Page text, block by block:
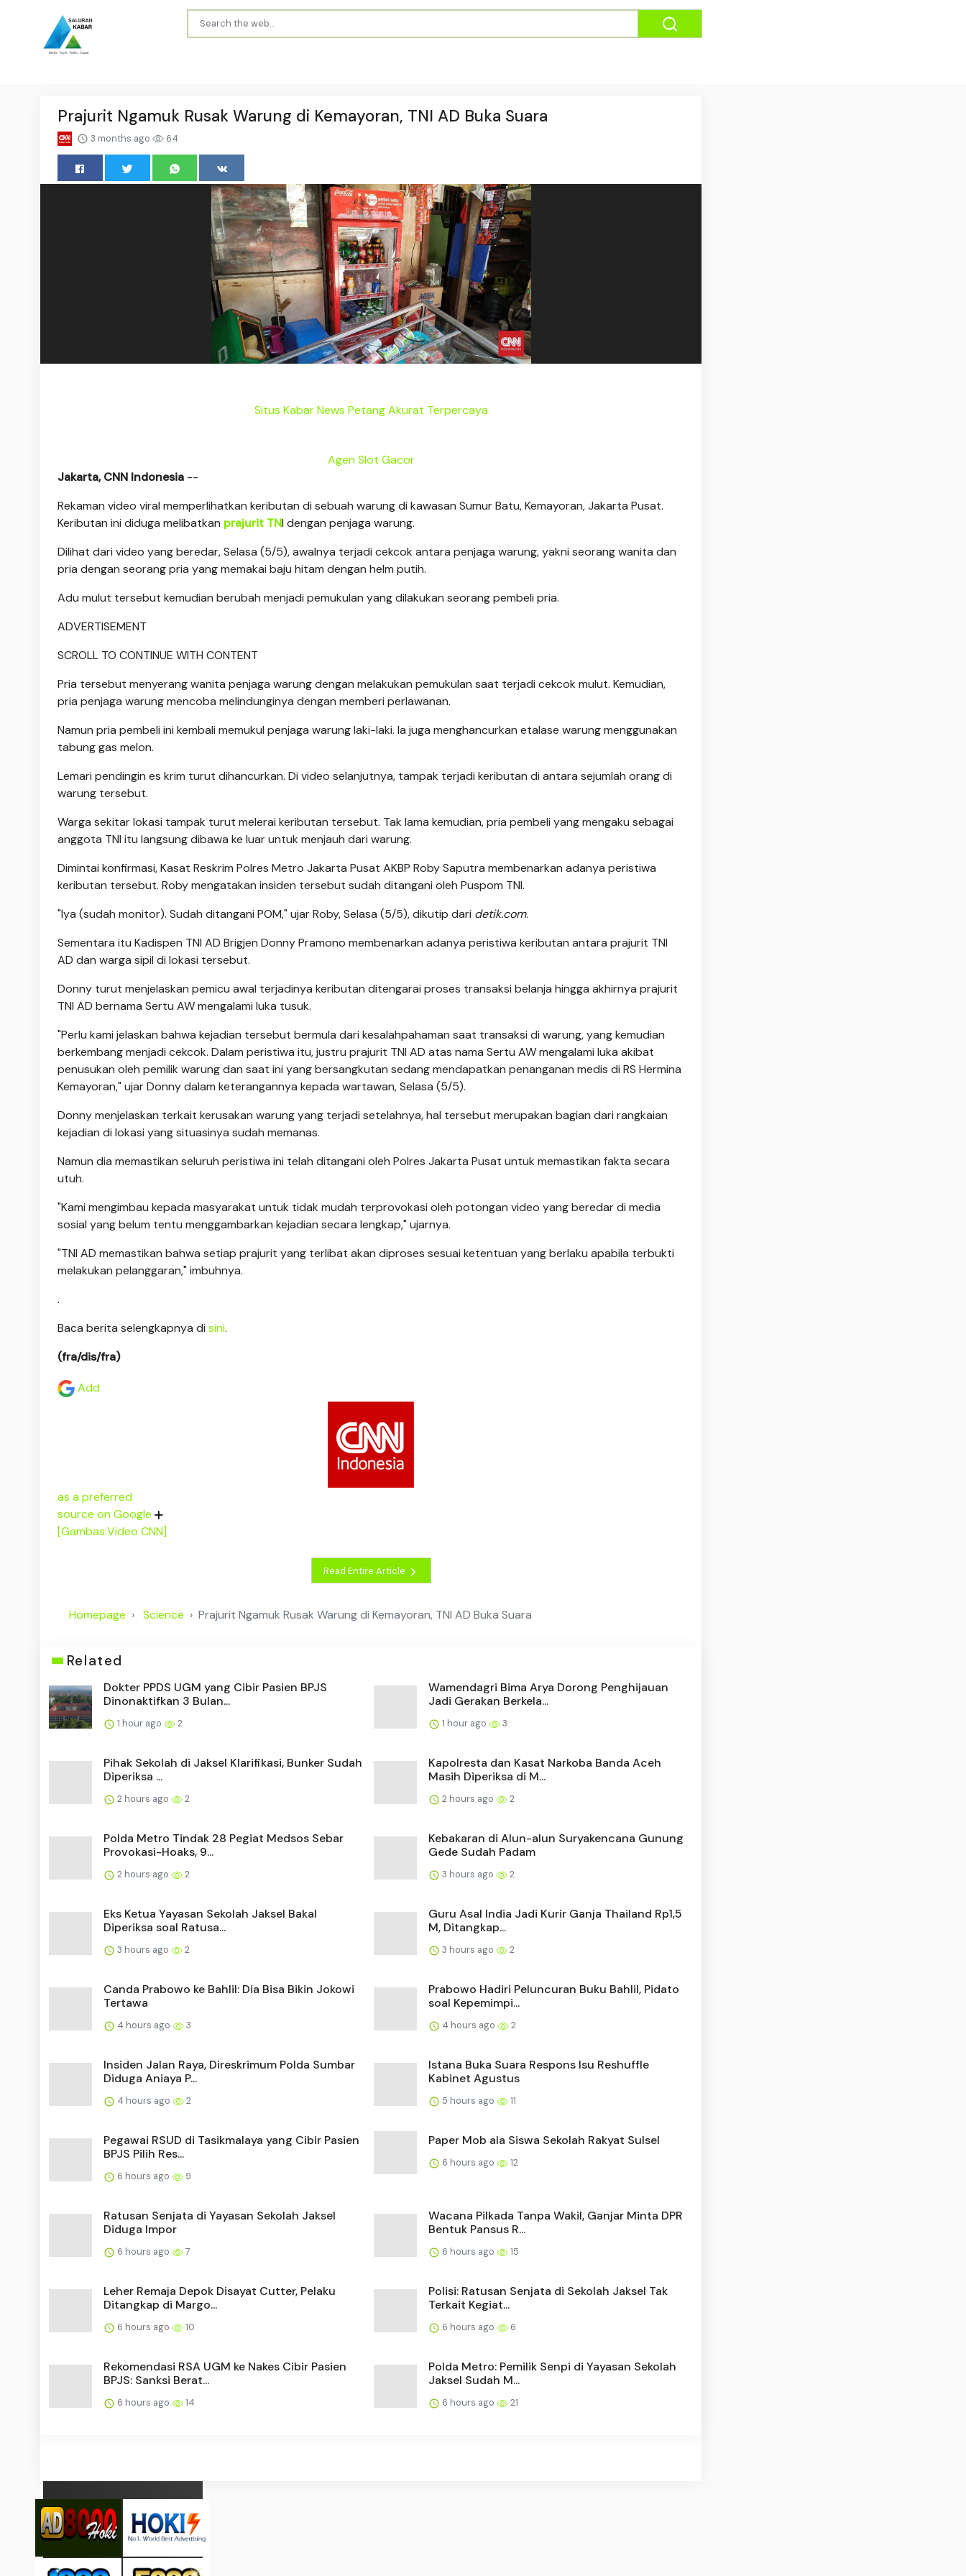
Prajurit Ngamuk Rusak Warung di Kemayoran, TNI AD Buka Suara
3 months ago 64
Situs Kabar News Petang Akurat Terpercaya
Agen Slot Gacor
Jakarta, CNN Indonesia --
Rekaman video viral memperlihatkan keributan di sebuah warung di kawasan Sumur Batu, Kemayoran, Jakarta Pusat.
Keributan ini diduga melibatkan prajurit TNI dengan penjaga warung.
Dilihat dari video yang beredar, Selasa (5/5), awalnya terjadi cekcok antara penjaga warung, yakni seorang wanita dan
pria dengan seorang pria yang memakai baju hitam dengan helm putih.
Adu mulut tersebut kemudian berubah menjadi pemukulan yang dilakukan seorang pembeli pria.
ADVERTISEMENT
SCROLL TO CONTINUE WITH CONTENT
Pria tersebut menyerang wanita penjaga warung dengan melakukan pemukulan saat terjadi cekcok mulut. Kemudian,
pria penjaga warung mencoba melindunginya dengan memberi perlawanan.
Namun pria pembeli ini kembali memukul penjaga warung laki-laki. Ia juga menghancurkan etalase warung menggunakan
tabung gas melon.
Lemari pendingin es krim turut dihancurkan. Di video selanjutnya, tampak terjadi keributan di antara sejumlah orang di
warung tersebut.
Warga sekitar lokasi tampak turut melerai keributan tersebut. Tak lama kemudian, pria pembeli yang mengaku sebagai
anggota TNI itu langsung dibawa ke luar untuk menjauh dari warung.
Dimintai konfirmasi, Kasat Reskrim Polres Metro Jakarta Pusat AKBP Roby Saputra membenarkan adanya peristiwa
keributan tersebut. Roby mengatakan insiden tersebut sudah ditangani oleh Puspom TNI.
"Iya (sudah monitor). Sudah ditangani POM," ujar Roby, Selasa (5/5), dikutip dari detik.com.
Sementara itu Kadispen TNI AD Brigjen Donny Pramono membenarkan adanya peristiwa keributan antara prajurit TNI
AD dan warga sipil di lokasi tersebut.
Donny turut menjelaskan pemicu awal terjadinya keributan ditengarai proses transaksi belanja hingga akhirnya prajurit
TNI AD bernama Sertu AW mengalami luka tusuk.
"Perlu kami jelaskan bahwa kejadian tersebut bermula dari kesalahpahaman saat transaksi di warung, yang kemudian
berkembang menjadi cekcok. Dalam peristiwa itu, justru prajurit TNI AD atas nama Sertu AW mengalami luka akibat
penusukan oleh pemilik warung dan saat ini yang bersangkutan sedang mendapatkan penanganan medis di RS Hermina
Kemayoran," ujar Donny dalam keterangannya kepada wartawan, Selasa (5/5).
Donny menjelaskan terkait kerusakan warung yang terjadi setelahnya, hal tersebut merupakan bagian dari rangkaian
kejadian di lokasi yang situasinya sudah memanas.
Namun dia memastikan seluruh peristiwa ini telah ditangani oleh Polres Jakarta Pusat untuk memastikan fakta secara
utuh.
"Kami mengimbau kepada masyarakat untuk tidak mudah terprovokasi oleh potongan video yang beredar di media
sosial yang belum tentu menggambarkan kejadian secara lengkap," ujarnya.
"TNI AD memastikan bahwa setiap prajurit yang terlibat akan diproses sesuai ketentuan yang berlaku apabila terbukti
melakukan pelanggaran," imbuhnya.
.
Baca berita selengkapnya di sini.
(fra/dis/fra)
Add
as a preferred
source on Google
[Gambas:Video CNN]
Read Entire Article
Homepage Science Prajurit Ngamuk Rusak Warung di Kemayoran, TNI AD Buka Suara
Related
Dokter PPDS UGM yang Cibir Pasien BPJS
Dinonaktifkan 3 Bulan...
1 hour ago 2
Wamendagri Bima Arya Dorong Penghijauan
Jadi Gerakan Berkela...
1 hour ago 3
Pihak Sekolah di Jaksel Klarifikasi, Bunker Sudah
Diperiksa ...
2 hours ago 2
Kapolresta dan Kasat Narkoba Banda Aceh
Masih Diperiksa di M...
2 hours ago 2
Polda Metro Tindak 28 Pegiat Medsos Sebar
Provokasi-Hoaks, 9...
2 hours ago 2
Kebakaran di Alun-alun Suryakencana Gunung
Gede Sudah Padam
3 hours ago 2
Eks Ketua Yayasan Sekolah Jaksel Bakal
Diperiksa soal Ratusa...
3 hours ago 2
Guru Asal India Jadi Kurir Ganja Thailand Rp1,5
M, Ditangkap...
3 hours ago 2
Canda Prabowo ke Bahlil: Dia Bisa Bikin Jokowi
Tertawa
4 hours ago 3
Prabowo Hadiri Peluncuran Buku Bahlil, Pidato
soal Kepemimpi...
4 hours ago 2
Insiden Jalan Raya, Direskrimum Polda Sumbar
Diduga Aniaya P...
4 hours ago 2
Istana Buka Suara Respons Isu Reshuffle
Kabinet Agustus
5 hours ago 11
Pegawai RSUD di Tasikmalaya yang Cibir Pasien
BPJS Pilih Res...
6 hours ago 9
Paper Mob ala Siswa Sekolah Rakyat Sulsel
6 hours ago 12
Ratusan Senjata di Yayasan Sekolah Jaksel
Diduga Impor
6 hours ago 7
Wacana Pilkada Tanpa Wakil, Ganjar Minta DPR
Bentuk Pansus R...
6 hours ago 15
Leher Remaja Depok Disayat Cutter, Pelaku
Ditangkap di Margo...
6 hours ago 10
Polisi: Ratusan Senjata di Sekolah Jaksel Tak
Terkait Kegiat...
6 hours ago 6
Rekomendasi RSA UGM ke Nakes Cibir Pasien
BPJS: Sanksi Berat...
6 hours ago 14
Polda Metro: Pemilik Senpi di Yayasan Sekolah
Jaksel Sudah M...
6 hours ago 21